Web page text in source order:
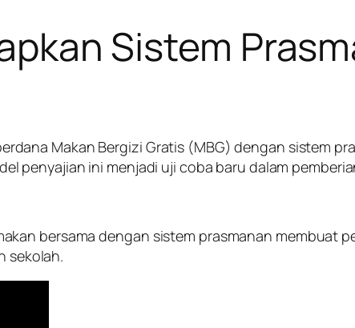
Sistem
Makan Bergizi Gratis (MBG) dengan sistem
penyajian ini menjadi uji coba baru dalam
bersama dengan sistem prasmanan membuat
sekolah.